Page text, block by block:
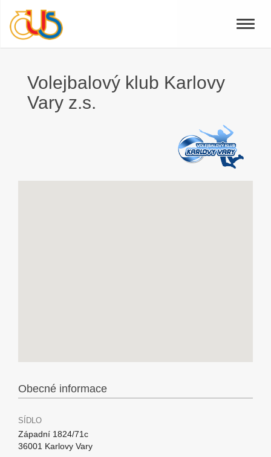
Toggle
Volejbalový klub Karlovy
Vary z.s.
Obecné informace
SÍDLO
Západní 1824/71c
36001 Karlovy Vary